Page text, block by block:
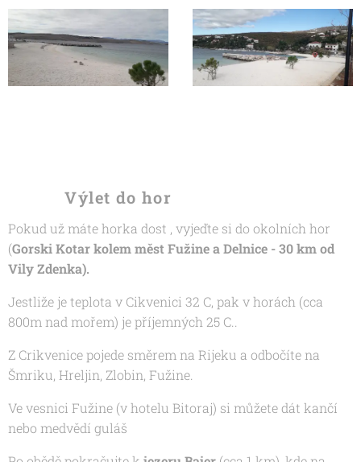
Výlet do hor
Pokud už máte horka dost , vyjeďte si do okolních hor
(Gorski Kotar kolem měst Fužine a Delnice - 30 km od
Vily Zdenka).
Jestliže je teplota v Cikvenici 32 C, pak v horách (cca
800m nad mořem) je příjemných 25 C..
Z Crikvenice pojede směrem na Rijeku a odbočíte na
Šmriku, Hreljin, Zlobin, Fužine.
Ve vesnici Fužine (v hotelu Bitoraj) si můžete dát kančí
nebo medvědí guláš